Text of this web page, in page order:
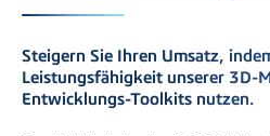
Steigern Sie Ihren Umsatz,
Leistungsfähigkeit unserer 3D-
Entwicklungs-Toolkits nutzen.